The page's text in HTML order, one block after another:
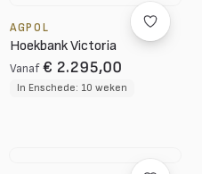
AGPOL
Hoekbank Victoria
Vanaf € 2.295,00
In Enschede: 10 weken